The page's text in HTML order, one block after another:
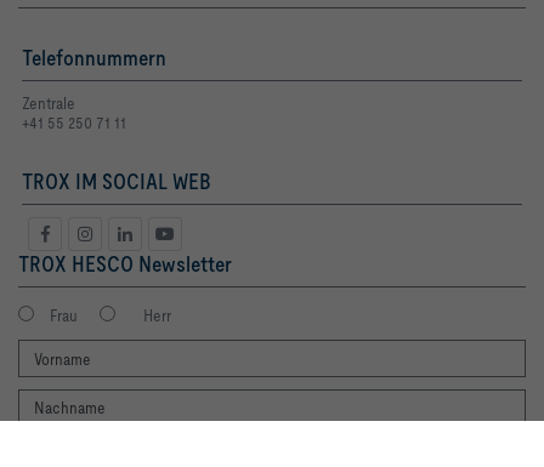
Telefonnummern
Zentrale
+41 55 250 71 11
TROX IM SOCIAL WEB
TROX HESCO Newsletter
Frau Herr